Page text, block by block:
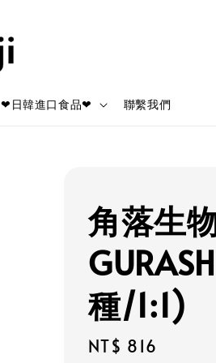
❤日韓進口食品❤ 聯繫我們
角落生
種/1:1)
Regular
NT$ 816